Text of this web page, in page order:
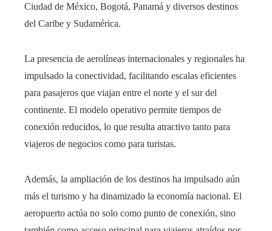
Ciudad de México, Bogotá, Panamá y diversos destinos
del Caribe y Sudamérica.
La presencia de aerolíneas internacionales y regionales ha
impulsado la conectividad, facilitando escalas eficientes
para pasajeros que viajan entre el norte y el sur del
continente. El modelo operativo permite tiempos de
conexión reducidos, lo que resulta atractivo tanto para
viajeros de negocios como para turistas.
Además, la ampliación de los destinos ha impulsado aún
más el turismo y ha dinamizado la economía nacional. El
aeropuerto actúa no solo como punto de conexión, sino